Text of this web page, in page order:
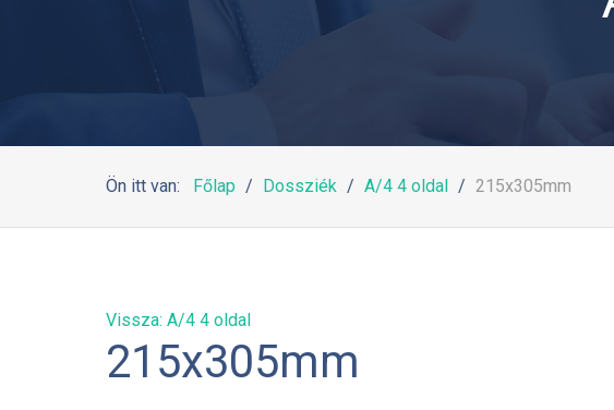
Ön itt van: Főlap Dossziék A/4 4 oldal 215x305mm
Vissza: A/4 4 oldal
215x305mm